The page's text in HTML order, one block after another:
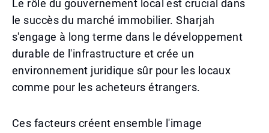
Le rôle du gouvernement local est crucial dans
le succès du marché immobilier. Sharjah
s'engage à long terme dans le développement
durable de l'infrastructure et crée un
environnement juridique sûr pour les locaux
comme pour les acheteurs étrangers.
Ces facteurs créent ensemble l'image